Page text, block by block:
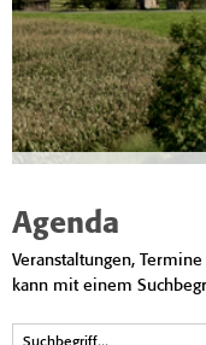
Agenda
Veranstaltungen,
kann mit einem